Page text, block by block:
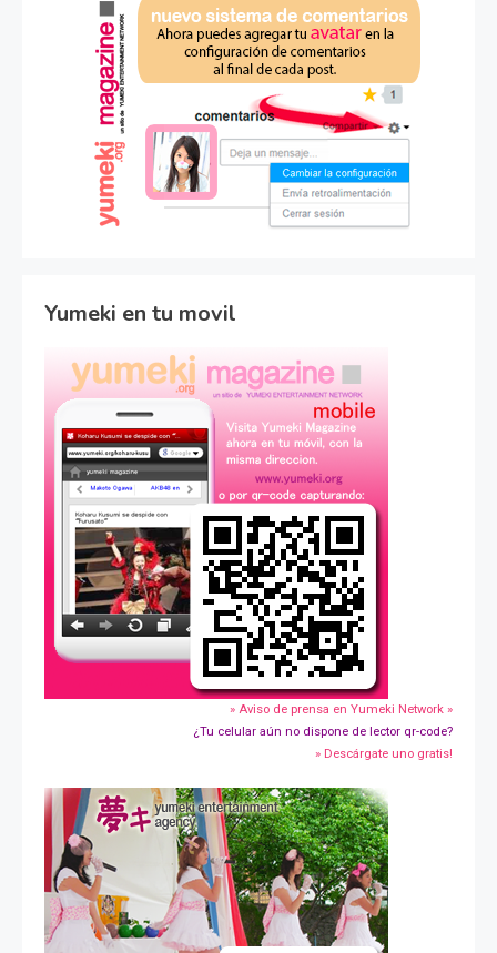
Yumeki en tu movil
» Aviso de prensa en Yumeki Network »
¿Tu celular aún no dispone de lector qr-code?
» Descárgate uno gratis!